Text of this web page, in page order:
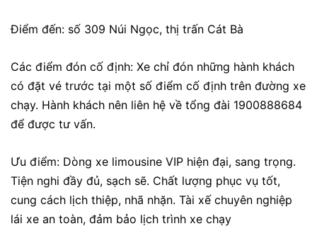
Điểm đến: số 309 Núi Ngọc, thị trấn Cát Bà
Các điểm đón cố định: Xe chỉ đón những hành khách
có đặt vé trước tại một số điểm cố định trên đường xe
chạy. Hành khách nên liên hệ về tổng đài 1900888684
để được tư vấn.
Ưu điểm: Dòng xe limousine VIP hiện đại, sang trọng.
Tiện nghi đầy đủ, sạch sẽ. Chất lượng phục vụ tốt,
cung cách lịch thiệp, nhã nhặn. Tài xế chuyên nghiệp
lái xe an toàn, đảm bảo lịch trình xe chạy